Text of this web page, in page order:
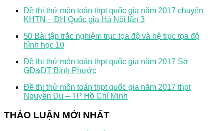
Đề thi thử môn toán thpt quốc gia năm 2017 chuyên
KHTN – ĐH Quốc gia Hà Nội lần 3
50 Bài tập trắc nghiệm trục tọa độ và hệ trục tọa độ
hình học 10
Đề thi thử môn toán thpt quốc gia năm 2017 Sở
GD&ĐT Bình Phước
Đề thi thử môn toán thpt quốc gia năm 2017 thpt
Nguyễn Du – TP Hồ Chí Minh
THẢO LUẬN MỚI NHẤT